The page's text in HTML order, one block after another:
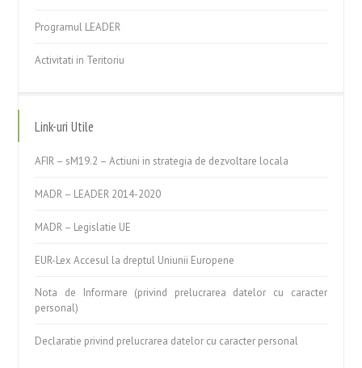
Programul LEADER
Activitati in Teritoriu
Link-uri Utile
AFIR – sM19.2 – Actiuni in strategia de dezvoltare locala
MADR – LEADER 2014-2020
MADR – Legislatie UE
EUR-Lex Accesul la dreptul Uniunii Europene
Nota de Informare (privind prelucrarea datelor cu caracter
personal)
Declaratie privind prelucrarea datelor cu caracter personal